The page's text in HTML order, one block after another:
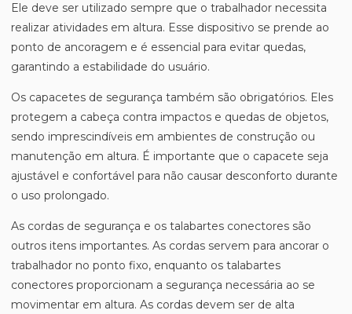
Ele deve ser utilizado sempre que o trabalhador necessita
realizar atividades em altura. Esse dispositivo se prende ao
ponto de ancoragem e é essencial para evitar quedas,
garantindo a estabilidade do usuário.
Os capacetes de segurança também são obrigatórios. Eles
protegem a cabeça contra impactos e quedas de objetos,
sendo imprescindíveis em ambientes de construção ou
manutenção em altura. É importante que o capacete seja
ajustável e confortável para não causar desconforto durante
o uso prolongado.
As cordas de segurança e os talabartes conectores são
outros itens importantes. As cordas servem para ancorar o
trabalhador no ponto fixo, enquanto os talabartes
conectores proporcionam a segurança necessária ao se
movimentar em altura. As cordas devem ser de alta